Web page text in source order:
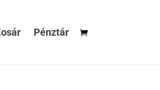
Pénztár